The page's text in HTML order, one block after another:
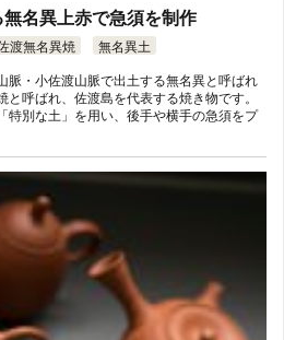
名異上赤で急須を制作
渡無名異焼 無名異土
脈・小佐渡山脈で出土する無名異と呼ばれ
呼ばれ、佐渡島を代表する焼き物です。
特別な土」を用い、後手や横手の急須をプ